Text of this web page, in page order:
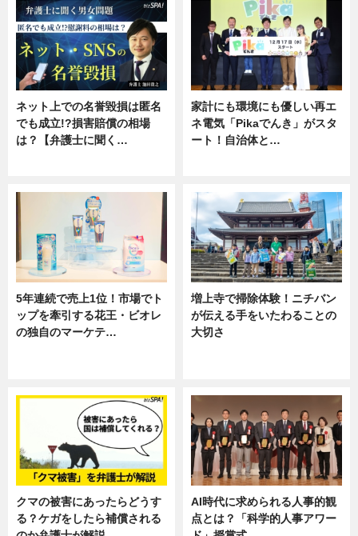
ネット上での名誉毀損は匿名
でも成立!?損害賠償の相場
は？【弁護士に聞く…
家計にも環境にも優しい再エ
ネ電気「Pikaでんき」がスタ
ート！自治体と…
5年連続で売上1位！市場でト
ップを牽引する花王・ビオレ
の独自のマーケテ…
増上寺で掃除体験！ニチバン
が伝える手をいたわることの
大切さ
クマの被害にあったらどうす
る？ケガをしたら補償される
AI時代に求められる人事的観
点とは？「科学的人事アワー